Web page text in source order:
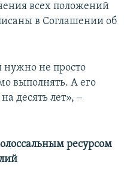
всех положений
в Соглашении об
нужно не просто
выполнять. А его
десять лет», ‒
ресурсом